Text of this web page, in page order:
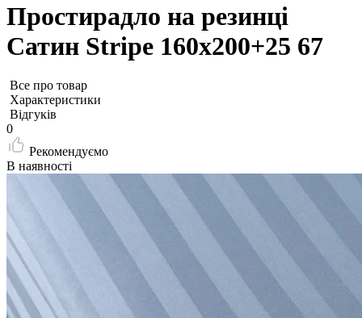
Простирадло на резинці
Сатин Stripe 160х200+25 67
Все про товар
Характеристики
Відгуків
0
Рекомендуємо
В наявності